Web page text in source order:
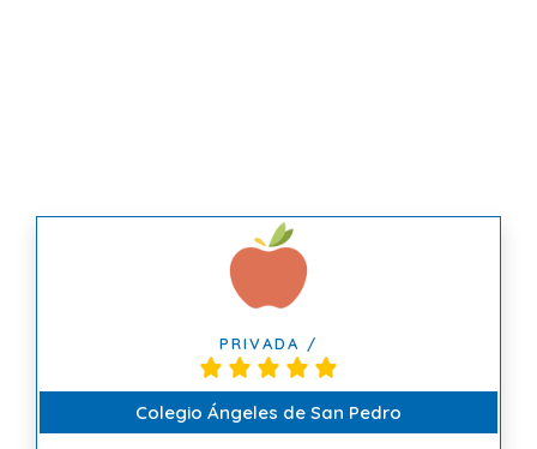
PRIVADA /
Colegio Ángeles de San Pedro